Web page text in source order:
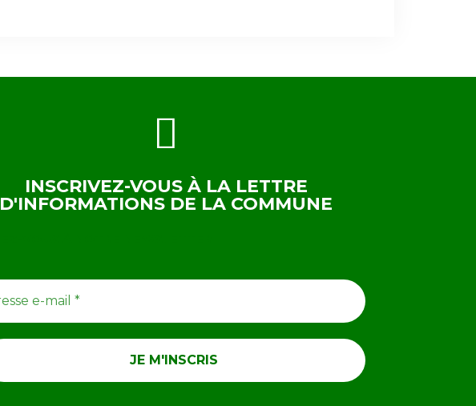
INSCRIVEZ-VOUS À LA LETTRE
D'INFORMATIONS DE LA COMMUNE